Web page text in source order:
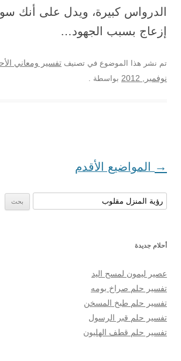
الدرواس كبيرة، ويدل على أنك
إزعاج بسبب الجهود…
تم نشر هذا الموضوع في تصنيف تفسير ومعاني
نوفمبر, 2012
بواسطة .
تصفح المواضيع
→ المواضيع الأقدم
البحث عن:
أحلام جديدة
عصير ليمون لمسح اليد
تفسير حلم صراخ بومه
تفسير حلم طبخ المسخن
تفسير حلم قبر الرسول
تفسير حلم قطف الهليون